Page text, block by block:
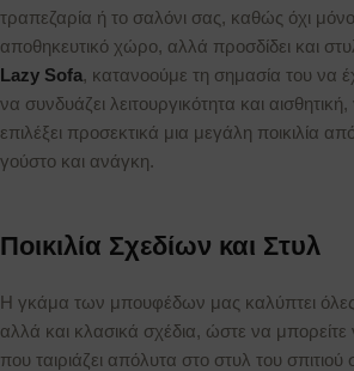
τραπεζαρία ή το σαλόνι σας, καθώς όχι
αποθηκευτικό χώρο, αλλά προσδίδει και
Lazy Sofa, κατανοούμε τη σημασία του να
να συνδυάζει λειτουργικότητα και
επιλέξει προσεκτικά μια μεγάλη ποικιλία
γούστο και ανάγκη.
Ποικιλία Σχεδίων και Στυλ
Η γκάμα των μπουφέδων μας καλύπτει όλες
αλλά και κλασικά σχέδια, ώστε να
που ταιριάζει απόλυτα στο στυλ του